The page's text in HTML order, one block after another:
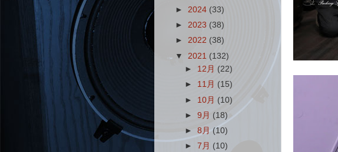
► 2024 (33)
► 2023 (38)
► 2022 (38)
▼ 2021 (132)
► 12月 (22)
► 11月 (15)
► 10月 (10)
►9月 (18)
►8月(10)
►7月 (10)